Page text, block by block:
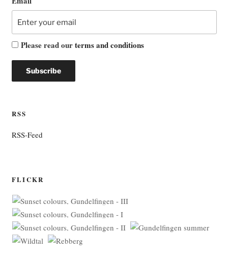
Please read ourterms and conditions
RSS
RSS-Feed
FLICKR